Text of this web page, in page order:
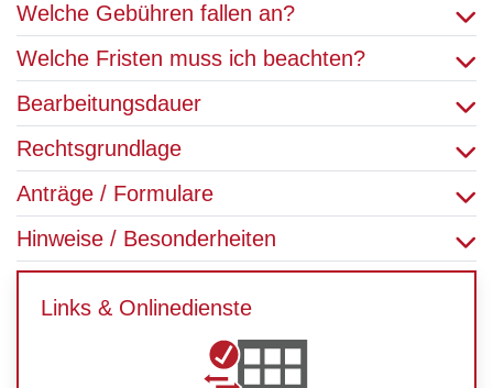
Welche Gebühren fallen an?
Welche Fristen muss ich beachten?
Bearbeitungsdauer
Rechtsgrundlage
Anträge / Formulare
Hinweise / Besonderheiten
Links & Onlinedienste